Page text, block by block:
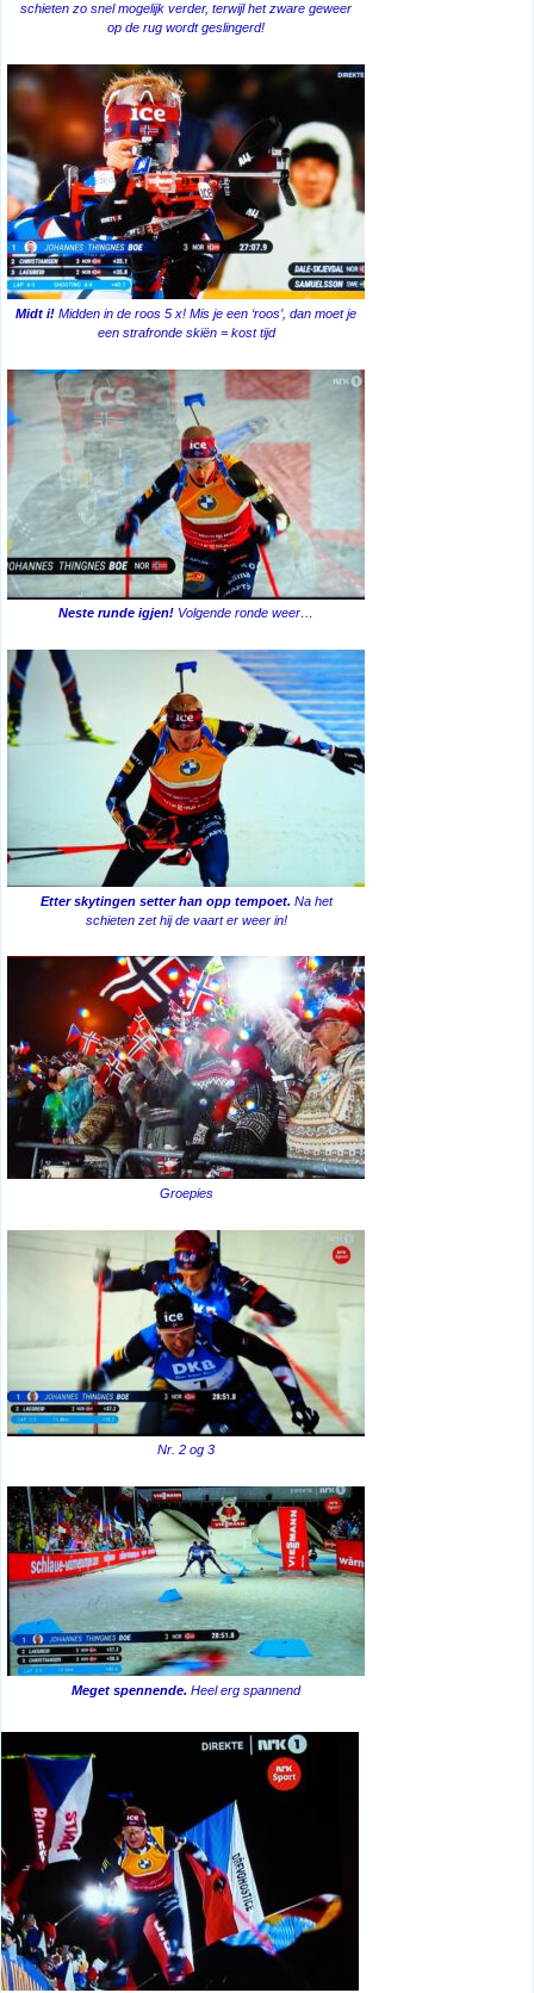
schieten zo snel mogelijk verder, terwijl het zware geweer
op de rug wordt geslingerd!
Midt i! Midden in de roos 5 x! Mis je een ‘roos’, dan moet je
een strafronde skiën = kost tijd
Neste runde igjen! Volgende ronde weer…
Etter skytingen setter han opp tempoet. Na het
schieten zet hij de vaart er weer in!
Groepies
Nr. 2 og 3
Meget spennende. Heel erg spannend